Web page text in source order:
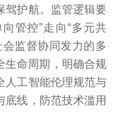
驾护航。监管逻辑要
向管控”走向“多元共
监督协同发力的多
生命周期，明确合规
人工智能伦理规范与
底线，防范技术滥用